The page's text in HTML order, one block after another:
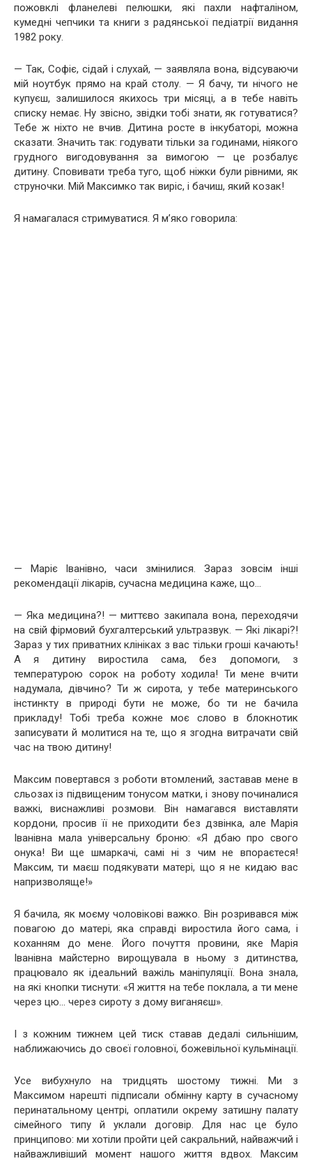
пожовклі фланелеві пелюшки, які пахли нафталіном,
кумедні чепчики та книги з радянської педіатрії видання
1982 року.
— Так, Софіє, сідай і слухай, — заявляла вона, відсуваючи
мій ноутбук прямо на край столу. — Я бачу, ти нічого не
купуєш, залишилося якихось три місяці, а в тебе навіть
списку немає. Ну звісно, звідки тобі знати, як готуватися?
Тебе ж ніхто не вчив. Дитина росте в інкубаторі, можна
сказати. Значить так: годувати тільки за годинами, ніякого
грудного вигодовування за вимогою — це розбалує
дитину. Сповивати треба туго, щоб ніжки були рівними, як
струночки. Мій Максимко так виріс, і бачиш, який козак!
Я намагалася стримуватися. Я м’яко говорила:
— Маріє Іванівно, часи змінилися. Зараз зовсім інші
рекомендації лікарів, сучасна медицина каже, що…
— Яка медицина?! — миттєво закипала вона, переходячи
на свій фірмовий бухгалтерський ультразвук. — Які лікарі?!
Зараз у тих приватних клініках з вас тільки гроші качають!
А я дитину виростила сама, без допомоги, з
температурою сорок на роботу ходила! Ти мене вчити
надумала, дівчино? Ти ж сирота, у тебе материнського
інстинкту в природі бути не може, бо ти не бачила
прикладу! Тобі треба кожне моє слово в блокнотик
записувати й молитися на те, що я згодна витрачати свій
час на твою дитину!
Максим повертався з роботи втомлений, заставав мене в
сльозах із підвищеним тонусом матки, і знову починалися
важкі, виснажливі розмови. Він намагався виставляти
кордони, просив її не приходити без дзвінка, але Марія
Іванівна мала універсальну броню: «Я дбаю про свого
онука! Ви ще шмаркачі, самі ні з чим не впораєтеся!
Максим, ти маєш подякувати матері, що я не кидаю вас
напризволяще!»
Я бачила, як моєму чоловікові важко. Він розривався між
повагою до матері, яка справді виростила його сама, і
коханням до мене. Його почуття провини, яке Марія
Іванівна майстерно вирощувала в ньому з дитинства,
працювало як ідеальний важіль маніпуляції. Вона знала,
на які кнопки тиснути: «Я життя на тебе поклала, а ти мене
через цю… через сироту з дому виганяєш».
І з кожним тижнем цей тиск ставав дедалі сильнішим,
наближаючись до своєї головної, божевільної кульмінації.
Усе вибухнуло на тридцять шостому тижні. Ми з
Максимом нарешті підписали обмінну карту в сучасному
перинатальному центрі, оплатили окрему затишну палату
сімейного типу й уклали договір. Для нас це було
принципово: ми хотіли пройти цей сакральний, найважчий і
найважливіший момент нашого життя вдвох. Максим